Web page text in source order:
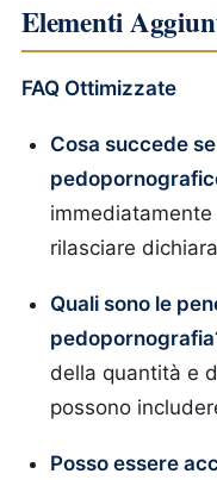
Elementi
FAQ Ottimizzate
Cosa succede
rilasciare
Quali sono le
della quantità e
possono
Posso essere